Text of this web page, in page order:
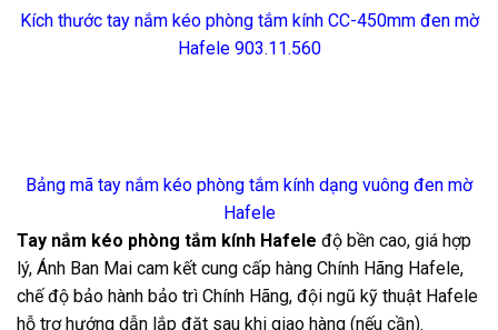
Kích thước tay nắm kéo phòng tắm kính CC-450mm đen mờ
Hafele 903.11.560
Bảng mã tay nắm kéo phòng tắm kính dạng vuông đen mờ
Hafele
Tay nắm kéo phòng tắm kính Hafele độ bền cao, giá hợp
lý, Ánh Ban Mai cam kết cung cấp hàng Chính Hãng Hafele,
chế độ bảo hành bảo trì Chính Hãng, đội ngũ kỹ thuật Hafele
hỗ trợ hướng dẫn lắp đặt sau khi giao hàng (nếu cần).